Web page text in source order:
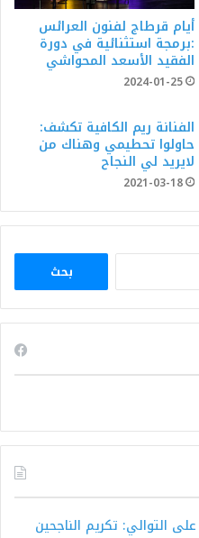
أيام قرطاج لفنون العرائس
:برمجة استثنائية في دورة
الفقيد الأسعد المحواشي
2024-01-25
الفنانة ريم الكافية تكشف:
حاولوا تحطيمي وهناك من
لايريد لي النجاح
2021-03-18
البحث
التوالي: تكريم الناجحين